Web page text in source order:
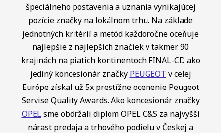
špeciálneho postavenia a uznania vynikajúcej
pozície značky na lokálnom trhu. Na základe
jednotných kritérií a metód každoročne oceňuje
najlepšie z najlepších značiek v takmer 90
krajinách na piatich kontinentoch FINAL-CD ako
jediný koncesionár značky PEUGEOT v celej
Európe získal už 5x prestížne ocenenie Peugeot
Servise Quality Awards. Ako koncesionár značky
OPELsme obdržali diplom OPEL C&S za najvyšší
nárast predaja a trhového podielu v Českej a